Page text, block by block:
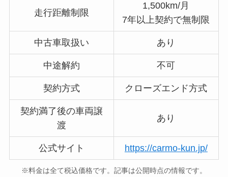
走行距離制限
1,500km/月
7年以上契約で無制限
中古車取扱い あり
中途解約 不可
契約方式 クローズエンド方式
契約満了後の車両譲
渡
あり
公式サイト https://carmo-kun.jp/
※料金は全て税込価格です。記事は公開時点の情報です。